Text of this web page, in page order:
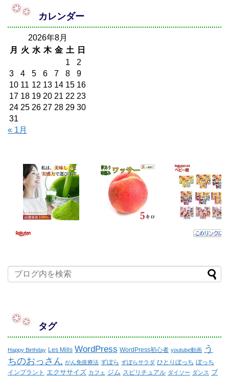
カレンダー
2026年8月
月
火 水 木 金 土
日
1
2
3
4 5 6 7 8
9
10 11 12 13 14 15 16
17 18 19 20 21 22 23
24 25 26 27 28 29 30
31
« 1月
タグ
Happy Birthday Les Mills WordPress WordPress初心者 youtube動画 う
ちのおっさん がん免疫療法 ずぼら ずぼらサラダ ひとりぼっち ぼっち
インプラント エクササイズ カフェ ジム スピリチュアル ダイソー ダンス ブ